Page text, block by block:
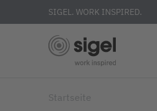
SIGEL. WORK INSPIRED.
Startseite